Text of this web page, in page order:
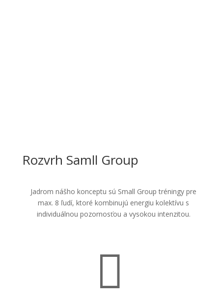
Rozvrh Samll Group
Jadrom nášho konceptu sú Small Group tréningy pre
max. 8 ľudí, ktoré kombinujú energiu kolektívu s
individuálnou pozornosťou a vysokou intenzitou.
